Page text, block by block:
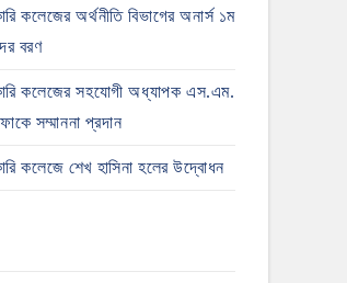
কলেজের অর্থনীতি বিভাগের অনার্স ১ম
বরণ
কলেজের সহযোগী অধ্যাপক এস.এম.
সম্মাননা প্রদান
কলেজে শেখ হাসিনা হলের উদ্বোধন